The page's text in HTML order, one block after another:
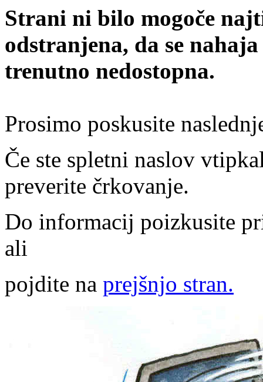
Strani ni bilo mogoče
odstranjena, da se
trenutno nedostopna.
Prosimo poskusite
Če ste spletni naslov
preverite črkovanje.
Do informacij poizkusite
ali
pojdite na prejšnjo stran.